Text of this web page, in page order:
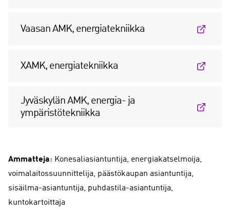
Vaasan AMK, energiatekniikka
XAMK, energiatekniikka
Jyväskylän AMK, energia- ja
ympäristötekniikka
Ammatteja: Konesaliasiantuntija, energiakatselmoija,
voimalaitossuunnittelija, päästökaupan asiantuntija,
sisäilma-asiantuntija, puhdastila-asiantuntija,
kuntokartoittaja